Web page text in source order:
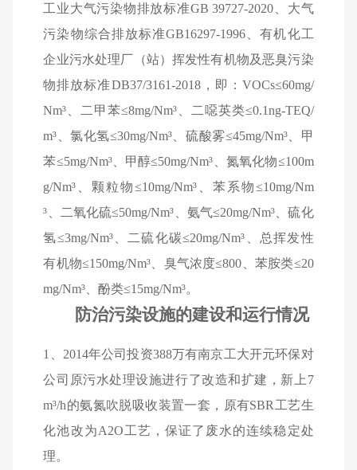
工业大气污染物排放标准GB 39727-2020 、大气
污染物综合排放标准GB16297-1996 、有机化工
企业污水处理厂（站） 挥发性有机物及恶臭污染
物排放标准DB37/3161-2018，即： VOCs≤60mg/
Nm³、二甲苯≤8mg/Nm³、二噁英类≤0.1ng-TEQ/
m³、氯化氢≤30mg/Nm³、硫酸雾≤45mg/Nm³、甲
苯≤5mg/Nm³、甲醇≤50mg/Nm³、氮氧化物≤100m
g/Nm³、颗粒物≤10mg/Nm³、苯系物≤10mg/Nm
³、二氧化硫≤50mg/Nm³、氨气≤20mg/Nm³、硫化
氢≤3mg/Nm³、 二硫化碳≤20mg/Nm³、 总挥发性
有机物≤150mg/Nm³、 臭气浓度≤800 苯胺类≤20
mg/Nm³、酚类≤15mg/Nm³。
防治污染设施的建设和运行情况
1 2014年公司投资388万有南京工大开元环保对
公司原污水处理设施进行了改造和扩建，新上 7
m³/h的氨氮吹脱吸收装置一套，原有SBR 工艺生
化池改为A2O工艺，保证了废水的连续稳定处
理。